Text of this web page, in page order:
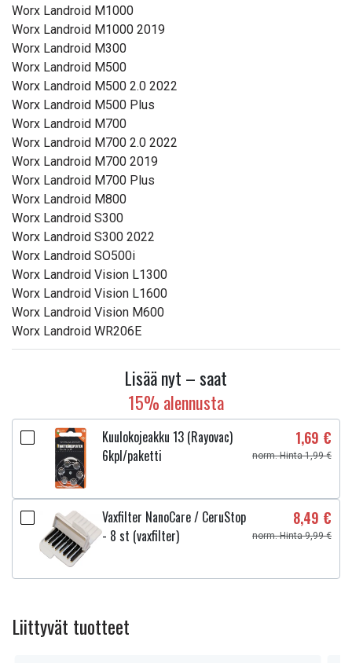
Worx Landroid M1000
Worx Landroid M1000 2019
Worx Landroid M300
Worx Landroid M500
Worx Landroid M500 2.0 2022
Worx Landroid M500 Plus
Worx Landroid M700
Worx Landroid M700 2.0 2022
Worx Landroid M700 2019
Worx Landroid M700 Plus
Worx Landroid M800
Worx Landroid S300
Worx Landroid S300 2022
Worx Landroid SO500i
Worx Landroid Vision L1300
Worx Landroid Vision L1600
Worx Landroid Vision M600
Worx Landroid WR206E
Lisää nyt – saat
15% alennusta
Kuulokojeakku 13 (Rayovac)
6kpl/paketti
1,69 €
norm. Hinta 1,99 €
Vaxfilter NanoCare / CeruStop
- 8 st (vaxfilter)
8,49 €
norm. Hinta 9,99 €
Liittyvät tuotteet